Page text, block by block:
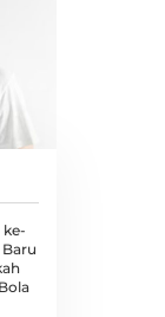
ke-
Baru